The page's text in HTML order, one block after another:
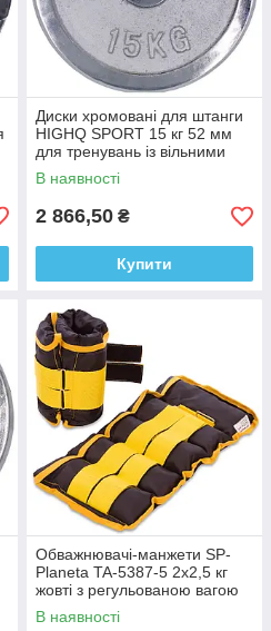
Диски хромовані для штанги
HIGHQ SPORT 15 кг 52 мм
для тренувань із вільними
вагами
В наявності
2 866,50 ₴
Купити
Обважнювачі-манжети SP-
Planeta TA-5387-5 2x2,5 кг
жовті з регульованою вагою
для рук і ніг
В наявності